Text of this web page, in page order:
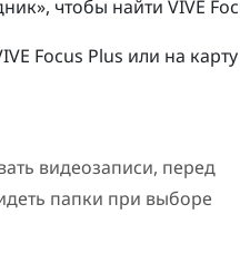
чтобы найти VIVE
Focus Plus или на
видеозаписи, перед
папки при выборе